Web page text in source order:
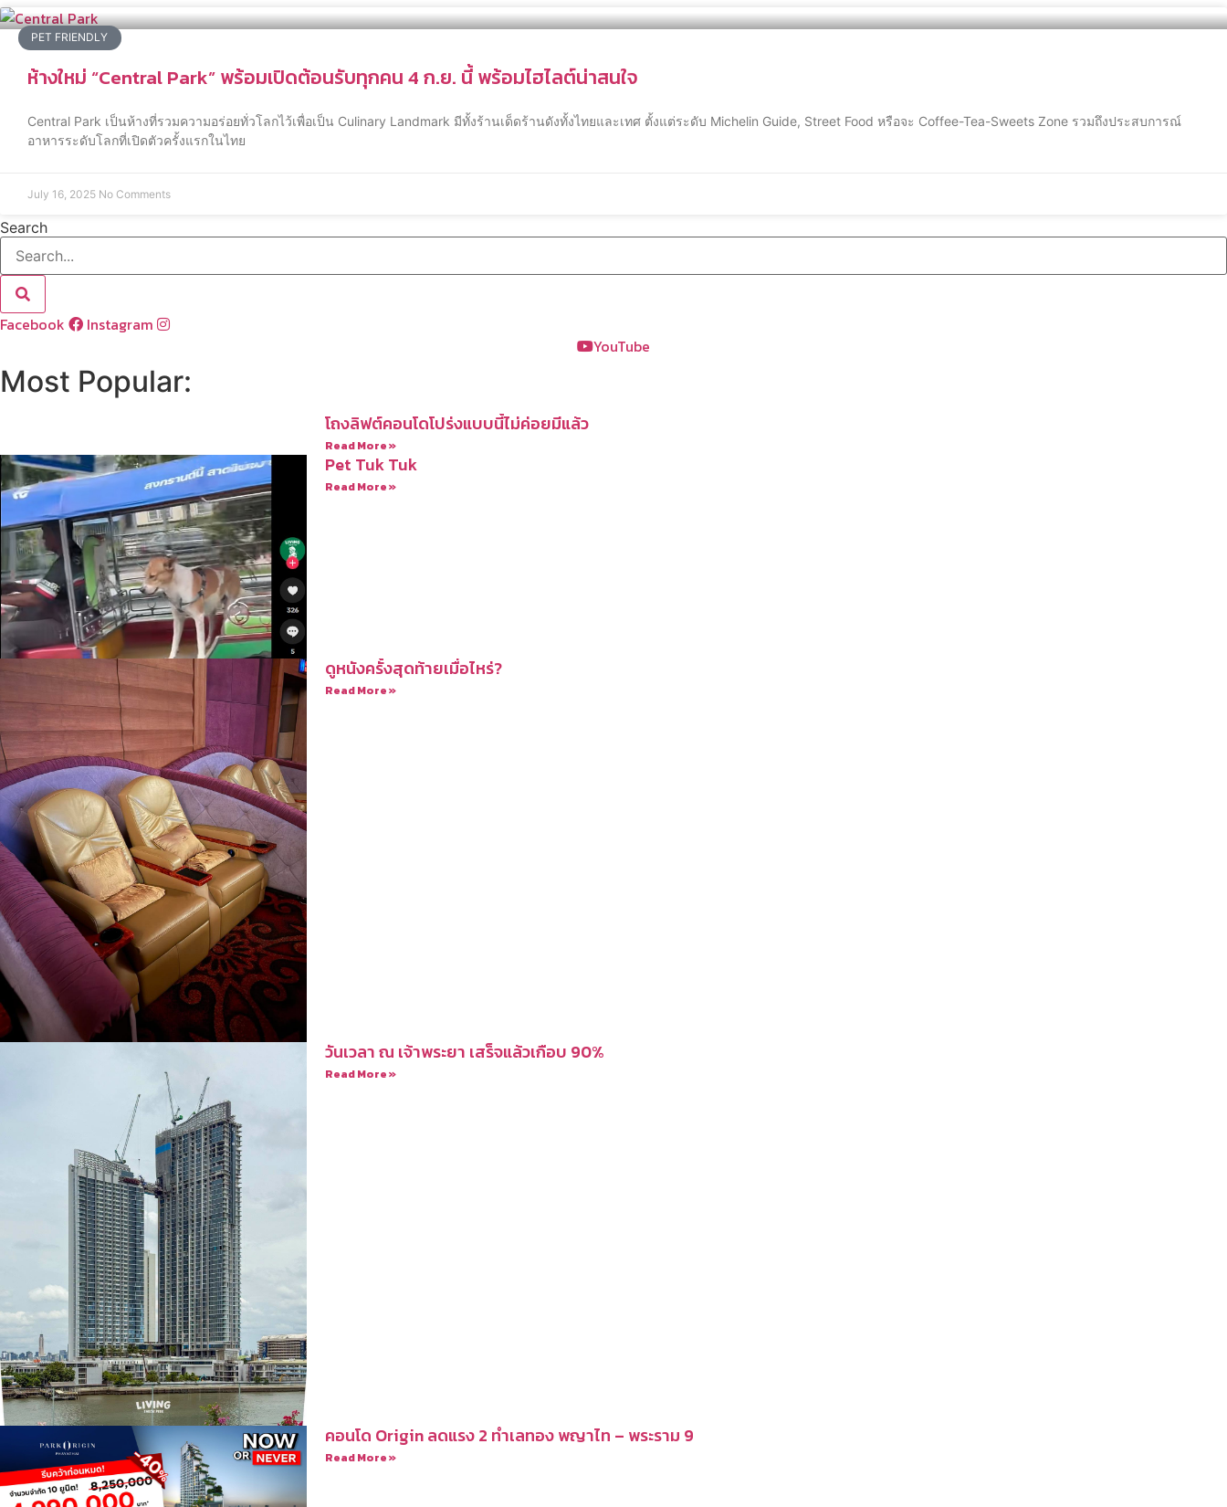
PET FRIENDLY
ห้างใหม่ “Central Park” พร้อมเปิดต้อนรับทุกคน 4 ก.ย. นี้ พร้อมไฮไลต์น่าสนใจ
Central Park เป็นห้างที่รวมความอร่อยทั่วโลกไว้เพื่อเป็น Culinary Landmark มีทั้งร้านเด็ดร้านดังทั้งไทยและเทศ ตั้งแต่ระดับ Michelin Guide, Street Food หรือจะ Coffee-Tea-Sweets Zone รวมถึงประสบการณ์
อาหารระดับโลกที่เปิดตัวครั้งแรกในไทย
July 16, 2025 No Comments
Search
Facebook
Instagram
YouTube
Most Popular:
โถงลิฟต์คอนโดโปร่งแบบนี้ไม่ค่อยมีแล้ว
Read More »
Pet Tuk Tuk
Read More »
ดูหนังครั้งสุดท้ายเมื่อไหร่?
Read More »
วันเวลา ณ เจ้าพระยา เสร็จแล้วเกือบ 90%
Read More »
คอนโด Origin ลดแรง 2 ทำเลทอง พญาไท – พระราม 9
Read More »